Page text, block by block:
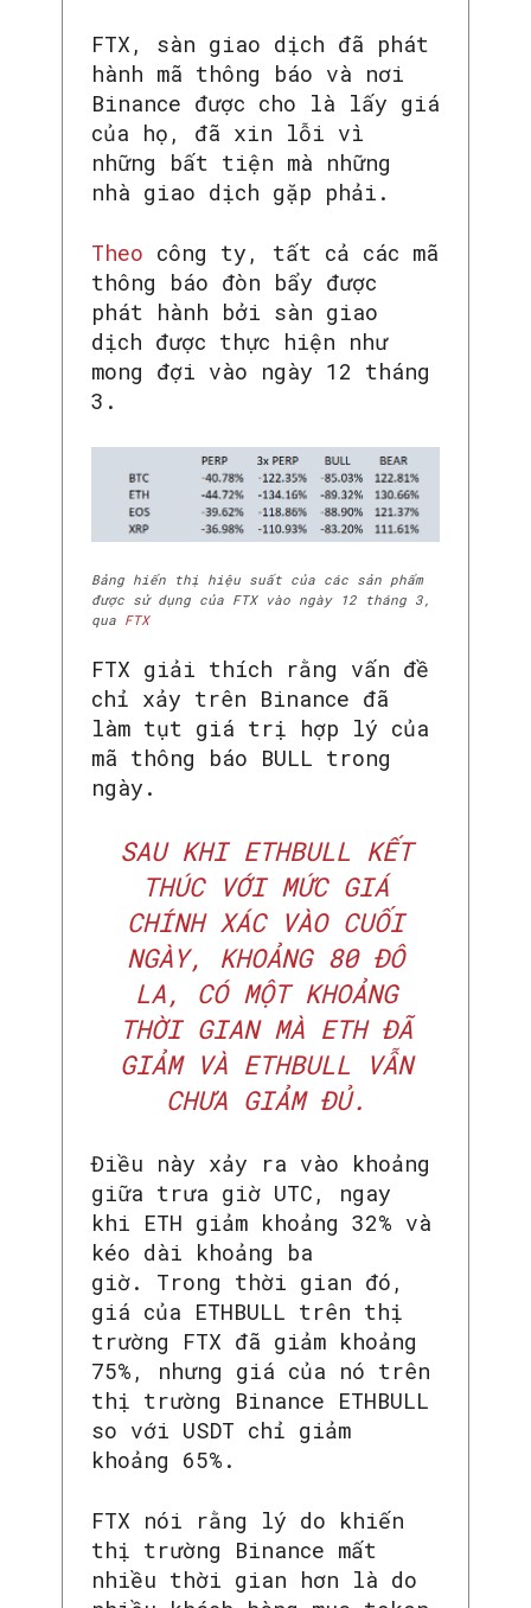
FTX, sàn giao dịch đã phát
hành mã thông báo và nơi
Binance được cho là lấy giá
của họ, đã xin lỗi vì
những bất tiện mà những
nhà giao dịch gặp phải.
Theo công ty, tất cả các mã
thông báo đòn bẩy được
phát hành bởi sàn giao
dịch được thực hiện như
mong đợi vào ngày 12 tháng
3.
Bảng hiển thị hiệu suất của các sản phẩm
được sử dụng của FTX vào ngày 12 tháng 3,
qua FTX
FTX giải thích rằng vấn đề
chỉ xảy trên Binance đã
làm tụt giá trị hợp lý của
mã thông báo BULL trong
ngày.
SAU KHI ETHBULL KẾT
THÚC VỚI MỨC GIÁ
CHÍNH XÁC VÀO CUỐI
NGÀY, KHOẢNG 80 ĐÔ
LA, CÓ MỘT KHOẢNG
THỜI GIAN MÀ ETH ĐÃ
GIẢM VÀ ETHBULL VẪN
CHƯA GIẢM ĐỦ.
Điều này xảy ra vào khoảng
giữa trưa giờ UTC, ngay
khi ETH giảm khoảng 32% và
kéo dài khoảng ba
giờ. Trong thời gian đó,
giá của ETHBULL trên thị
trường FTX đã giảm khoảng
75%, nhưng giá của nó trên
thị trường Binance ETHBULL
so với USDT chỉ giảm
khoảng 65%.
FTX nói rằng lý do khiến
thị trường Binance mất
nhiều thời gian hơn là do